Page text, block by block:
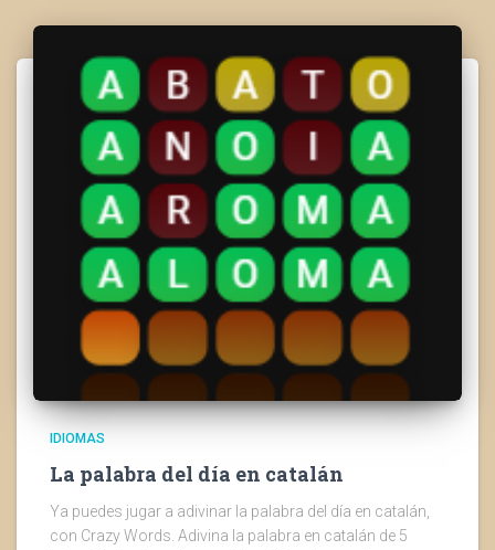
IDIOMAS
La palabra del día en catalán
Ya puedes jugar a adivinar la palabra del día en catalán,
con Crazy Words. Adivina la palabra en catalán de 5